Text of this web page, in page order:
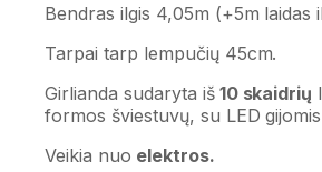
Bendras ilgis 4,05m (+5m laidas
Tarpai tarp lempučių 45cm.
Girlianda sudaryta iš10 skaidrių
formos šviestuvų, su LED
Veikia nuo elektros.